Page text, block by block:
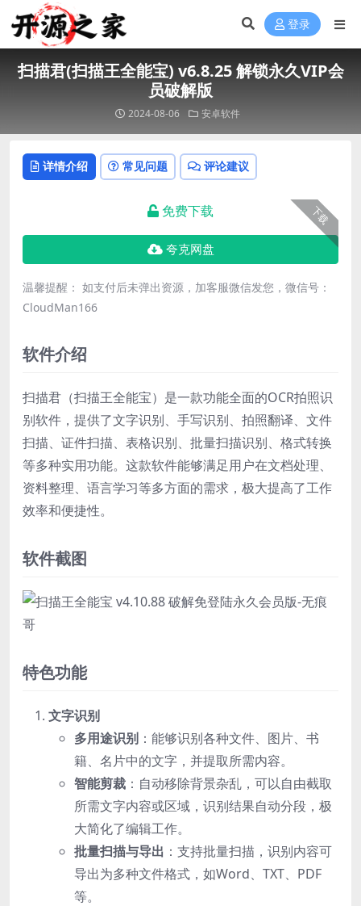
登录
扫描君(扫描王全能宝) v6.8.25 解锁永久VIP会
员破解版
2024-08-06 安卓软件
详情介绍 常见问题 评论建议
下载
免费下载
夸克网盘
温馨提醒： 如支付后未弹出资源，加客服微信发您，微信号：
CloudMan166
软件介绍
扫描君（扫描王全能宝）是一款功能全面的OCR拍照识
别软件，提供了文字识别、手写识别、拍照翻译、文件
扫描、证件扫描、表格识别、批量扫描识别、格式转换
等多种实用功能。这款软件能够满足用户在文档处理、
资料整理、语言学习等多方面的需求，极大提高了工作
效率和便捷性。
软件截图
特色功能
文字识别
多用途识别 ：能够识别各种文件、图片、书
籍、名片中的文字，并提取所需内容。
智能剪裁 ：自动移除背景杂乱，可以自由截取
所需文字内容或区域，识别结果自动分段，极
大简化了编辑工作。
批量扫描与导出 ：支持批量扫描，识别内容可
导出为多种文件格式，如Word、TXT、PDF
等。